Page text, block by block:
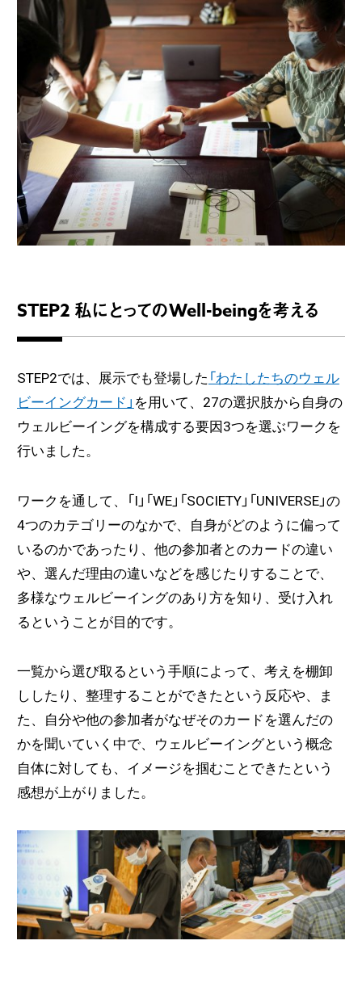
STEP2 私にとってのWell-beingを考える
STEP2では、展示でも登場した 「わたしたちのウェル
ビーイングカード」 を用いて、27の選択肢から自身の
ウェルビーイングを構成する要因3つを選ぶワークを
行いました。
ワークを通して、「I」「WE」「SOCIETY」「UNIVERSE」の
4つのカテゴリーのなかで、自身がどのように偏って
いるのかであったり、他の参加者とのカードの違い
や、選んだ理由の違いなどを感じたりすることで、
多様なウェルビーイングのあり方を知り、受け入れ
るということが目的です。
一覧から選び取るという手順によって、考えを棚卸
ししたり、整理することができたという反応や、ま
た、自分や他の参加者がなぜそのカードを選んだの
かを聞いていく中で、ウェルビーイングという概念
自体に対しても、イメージを掴むことできたという
感想が上がりました。